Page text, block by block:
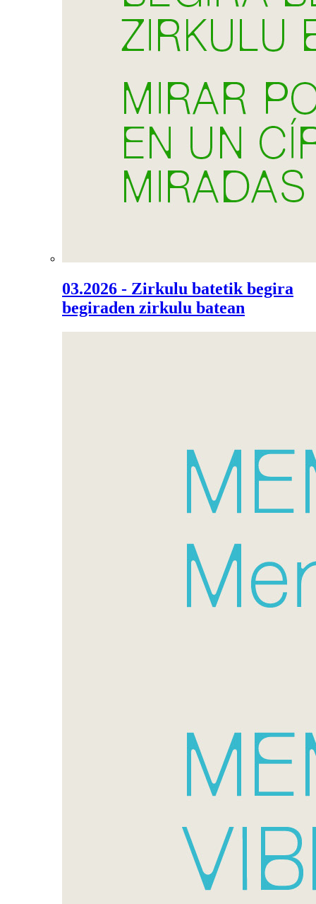
03.2026 - Zirkulu batetik begira
begiraden zirkulu batean